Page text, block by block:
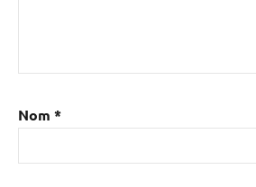
Nom *